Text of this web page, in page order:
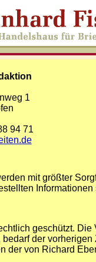
1
94 71
mit größter
geschützt.
der
von Richard